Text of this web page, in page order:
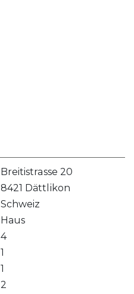
Breitistrasse 20
8421 Dättlikon
Schweiz
Haus
4
1
1
2